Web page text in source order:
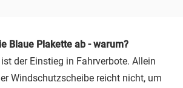
Blaue Plakette ab - warum?
der Einstieg in Fahrverbote. Allein
Windschutzscheibe reicht nicht, um